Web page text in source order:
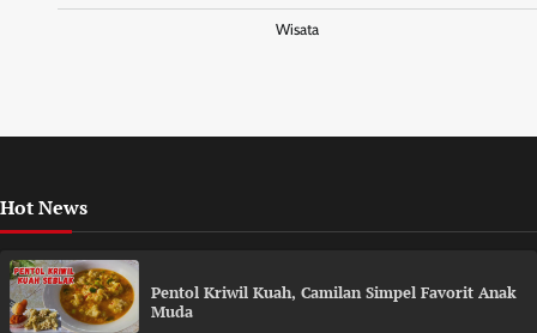
Wisata
Hot News
Pentol Kriwil Kuah, Camilan Simpel Favorit Anak
Muda